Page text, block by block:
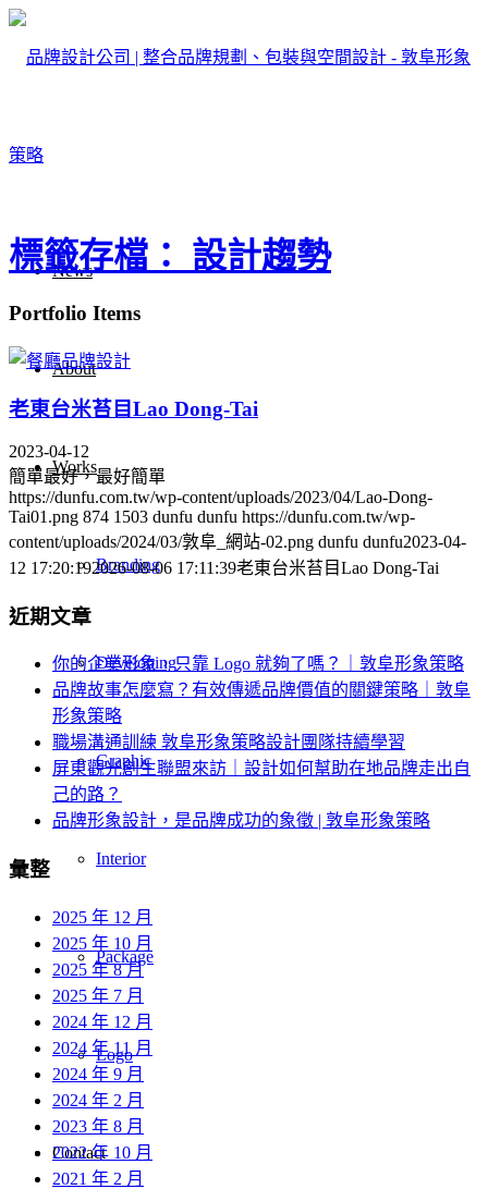
News
About
Works
Branding
Developing
Graphic
Interior
Package
Logo
Contact
標籤存檔： 設計趨勢
Portfolio Items
老東台米苔目Lao Dong-Tai
2023-04-12
簡單最好，最好簡單
https://dunfu.com.tw/wp-content/uploads/2023/04/Lao-Dong-
Tai01.png 874 1503 dunfu dunfu https://dunfu.com.tw/wp-
content/uploads/2024/03/敦阜_網站-02.png dunfu dunfu2023-04-
12 17:20:192026-08-06 17:11:39老東台米苔目Lao Dong-Tai
近期文章
你的企業形象，只靠 Logo 就夠了嗎？｜敦阜形象策略
品牌故事怎麼寫？有效傳遞品牌價值的關鍵策略｜敦阜
形象策略
職場溝通訓練 敦阜形象策略設計團隊持續學習
屏東觀光創生聯盟來訪｜設計如何幫助在地品牌走出自
己的路？
品牌形象設計，是品牌成功的象徵 | 敦阜形象策略
彙整
2025 年 12 月
2025 年 10 月
2025 年 8 月
2025 年 7 月
2024 年 12 月
2024 年 11 月
2024 年 9 月
2024 年 2 月
2023 年 8 月
2022 年 10 月
2021 年 2 月